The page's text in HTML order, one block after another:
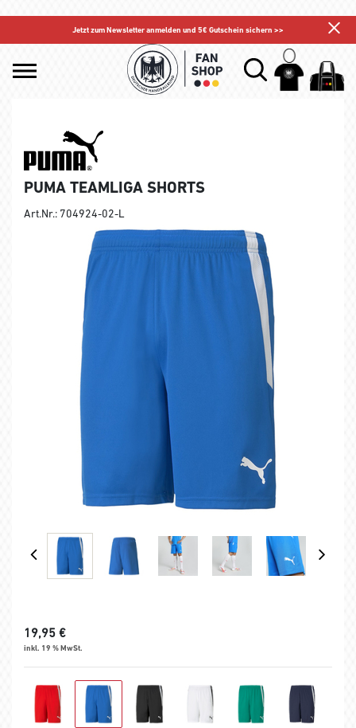
Jetzt zum Newsletter anmelden und 5€ Gutschein sichern >>
PUMA TEAMLIGA SHORTS
Art.Nr.: 704924-02-L
19,95 €
inkl. 19 % MwSt.